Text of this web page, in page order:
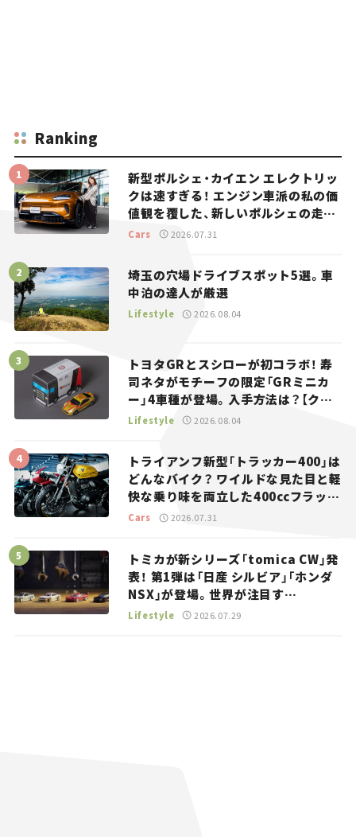
Ranking
新型ポルシェ・カイエン エレクトリッ
クは速すぎる！ エンジン車派の私の価
値観を覆した、新しいポルシェの走
り。
Cars 2026.07.31
埼玉の穴場ドライブスポット5選。車
中泊の達人が厳選
Lifestyle 2026.08.04
トヨタGRとスシローが初コラボ！ 寿
司ネタがモチーフの限定「GRミニカ
ー」4車種が登場。入手方法は？【クル
マとホビー】
Lifestyle 2026.08.04
トライアンフ新型「トラッカー400」は
どんなバイク？ ワイルドな見た目と軽
快な乗り味を両立した400ccフラット
トラッカー【試乗レビュー】
Cars 2026.07.31
トミカが新シリーズ「tomica CW」発
表！ 第1弾は「日産 シルビア」「ホンダ
NSX」が登場。世界が注目す
る“JDM”に焦点【クルマとホビー】
Lifestyle 2026.07.29